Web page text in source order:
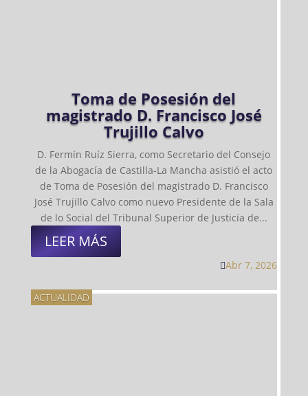
Toma de Posesión del
magistrado D. Francisco José
Trujillo Calvo
D. Fermín Ruíz Sierra, como Secretario del Consejo
de la Abogacía de Castilla-La Mancha asistió el acto
de Toma de Posesión del magistrado D. Francisco
José Trujillo Calvo como nuevo Presidente de la Sala
de lo Social del Tribunal Superior de Justicia de...
LEER MÁS
Abr 7, 2026
ACTUALIDAD